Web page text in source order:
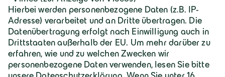
Geiger Gruppe
Wilhelm-Geiger-Straße 1
87561 Oberstdorf